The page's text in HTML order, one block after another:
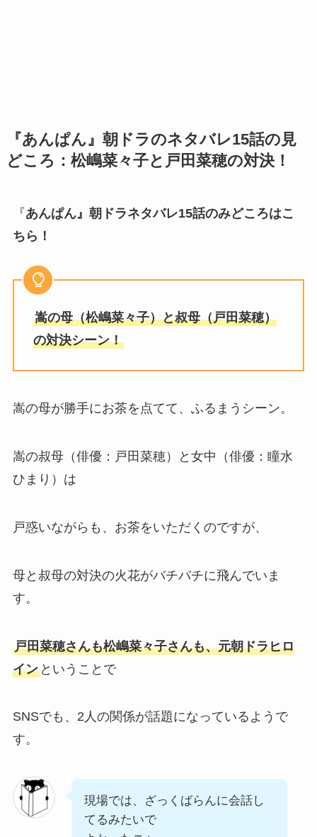
『あんぱん』朝ドラのネタバレ15話の見
どころ：松嶋菜々子と戸田菜穂の対決！
『あんぱん』朝ドラネタバレ15話のみどころはこ
ちら！
嵩の母（松嶋菜々子）と叔母（戸田菜穂）
の対決シーン！
嵩の母が勝手にお茶を点てて、ふるまうシーン。
嵩の叔母（俳優：戸田菜穂）と女中（俳優：瞳水
ひまり）は
戸惑いながらも、お茶をいただくのですが、
母と叔母の対決の火花がバチバチに飛んでいま
す。
戸田菜穂さんも松嶋菜々子さんも、元朝ドラヒロ
インということで
SNSでも、2人の関係が話題になっているようで
す。
現場では、ざっくばらんに会話し
てるみたいで